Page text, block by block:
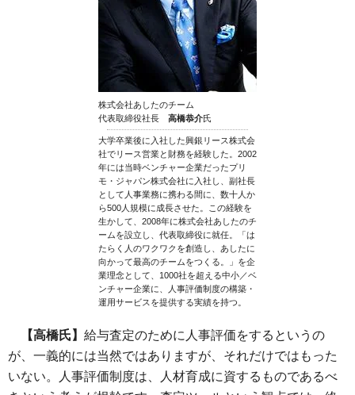
株式会社あしたのチーム
代表取締役社長 高橋恭介氏
大学卒業後に入社した興銀リース株式会
社でリース営業と財務を経験した。2002
年には当時ベンチャー企業だったプリ
モ・ジャパン株式会社に入社し、副社長
として人事業務に携わる間に、数十人か
ら500人規模に成長させた。この経験を
生かして、2008年に株式会社あしたのチ
ームを設立し、代表取締役に就任。「は
たらく人のワクワクを創造し、あしたに
向かって最高のチームをつくる。」を企
業理念として、1000社を超える中小／ベ
ンチャー企業に、人事評価制度の構築・
運用サービスを提供する実績を持つ。
【高橋氏】 給与査定のために人事評価をするというの
が、一義的には当然ではありますが、それだけではもった
いない。人事評価制度は、人材育成に資するものであるべ